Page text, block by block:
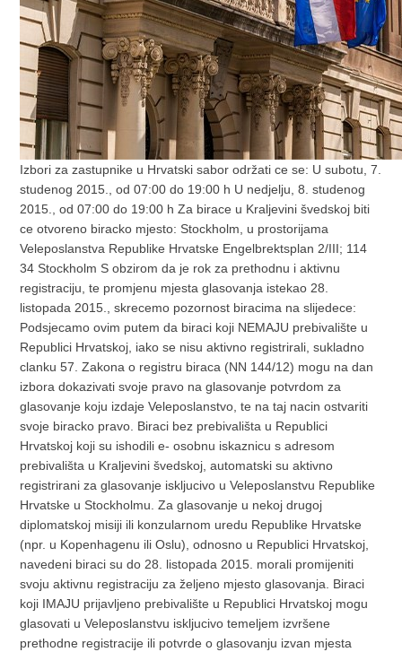
Izbori za zastupnike u Hrvatski sabor održati ce se: U subotu, 7.
studenog 2015., od 07:00 do 19:00 h U nedjelju, 8. studenog
2015., od 07:00 do 19:00 h Za birace u Kraljevini švedskoj biti
ce otvoreno biracko mjesto: Stockholm, u prostorijama
Veleposlanstva Republike Hrvatske Engelbrektsplan 2/III; 114
34 Stockholm S obzirom da je rok za prethodnu i aktivnu
registraciju, te promjenu mjesta glasovanja istekao 28.
listopada 2015., skrecemo pozornost biracima na slijedece:
Podsjecamo ovim putem da biraci koji NEMAJU prebivalište u
Republici Hrvatskoj, iako se nisu aktivno registrirali, sukladno
clanku 57. Zakona o registru biraca (NN 144/12) mogu na dan
izbora dokazivati svoje pravo na glasovanje potvrdom za
glasovanje koju izdaje Veleposlanstvo, te na taj nacin ostvariti
svoje biracko pravo. Biraci bez prebivališta u Republici
Hrvatskoj koji su ishodili e- osobnu iskaznicu s adresom
prebivališta u Kraljevini švedskoj, automatski su aktivno
registrirani za glasovanje iskljucivo u Veleposlanstvu Republike
Hrvatske u Stockholmu. Za glasovanje u nekoj drugoj
diplomatskoj misiji ili konzularnom uredu Republike Hrvatske
(npr. u Kopenhagenu ili Oslu), odnosno u Republici Hrvatskoj,
navedeni biraci su do 28. listopada 2015. morali promijeniti
svoju aktivnu registraciju za željeno mjesto glasovanja. Biraci
koji IMAJU prijavljeno prebivalište u Republici Hrvatskoj mogu
glasovati u Veleposlanstvu iskljucivo temeljem izvršene
prethodne registracije ili potvrde o glasovanju izvan mjesta